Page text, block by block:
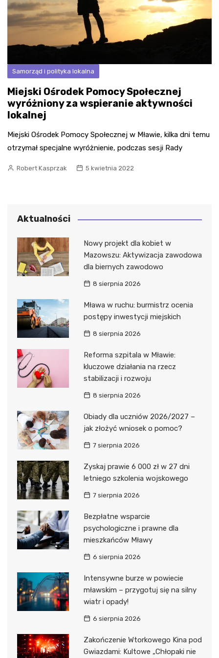
Samorząd i polityka lokalna
Miejski Ośrodek Pomocy Społecznej
wyróżniony za wspieranie aktywności
lokalnej
Miejski Ośrodek Pomocy Społecznej w Mławie, kilka dni temu
otrzymał specjalne wyróżnienie, podczas sesji Rady
Robert Kasprzak 5 kwietnia 2022
Aktualności
Nowy projekt dla kobiet w
Mazowszu: Aktywizacja zawodowa
dla biernych zawodowo
8 sierpnia 2026
Mława w ruchu: burmistrz ocenia
postępy inwestycji miejskich
8 sierpnia 2026
Reforma szpitala w Mławie:
kluczowe działania na rzecz
stabilizacji i rozwoju
8 sierpnia 2026
Obiady dla uczniów 2026/2027 –
jak złożyć wniosek o pomoc?
7 sierpnia 2026
Zyskaj prawie 6 000 zł w 27 dni
letniego szkolenia wojskowego
7 sierpnia 2026
Bezpłatne wsparcie
psychologiczne i prawne dla
mieszkańców Mławy
6 sierpnia 2026
Intensywne burze w powiecie
mławskim – przygotuj się na silny
wiatr i opady!
6 sierpnia 2026
Zakończenie Wtorkowego Kina pod
Gwiazdami: Kultowe „Chłopaki nie